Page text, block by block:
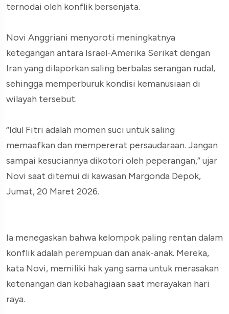
ternodai oleh konflik bersenjata.
Novi Anggriani menyoroti meningkatnya
ketegangan antara Israel-Amerika Serikat dengan
Iran yang dilaporkan saling berbalas serangan rudal,
sehingga memperburuk kondisi kemanusiaan di
wilayah tersebut.
“Idul Fitri adalah momen suci untuk saling
memaafkan dan mempererat persaudaraan. Jangan
sampai kesuciannya dikotori oleh peperangan,” ujar
Novi saat ditemui di kawasan Margonda Depok,
Jumat, 20 Maret 2026.
Ia menegaskan bahwa kelompok paling rentan dalam
konflik adalah perempuan dan anak-anak. Mereka,
kata Novi, memiliki hak yang sama untuk merasakan
ketenangan dan kebahagiaan saat merayakan hari
raya.